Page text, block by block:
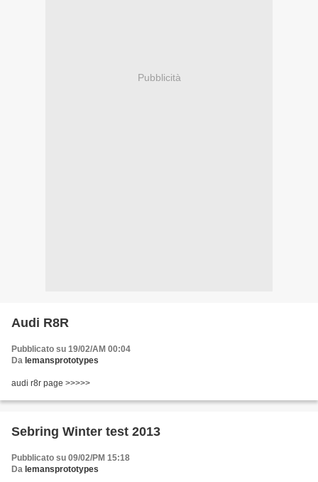
Pubblicità
Audi R8R
Pubblicato su 19/02/AM 00:04
Da lemansprototypes
audi r8r page >>>>>
Sebring Winter test 2013
Pubblicato su 09/02/PM 15:18
Da lemansprototypes